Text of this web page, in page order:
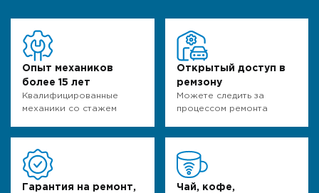
Опыт механиков
более 15 лет
Квалифицированные
механики со стажем
Открытый доступ в
ремзону
Можете следить за
процессом ремонта
Гарантия на ремонт,
Чай, кофе,